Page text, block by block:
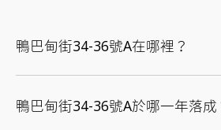
鴨巴甸街34-36號A在哪裡？
鴨巴甸街34-36號A於哪一年落成